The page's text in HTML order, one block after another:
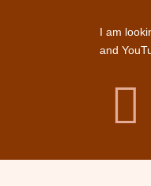
I am
and
